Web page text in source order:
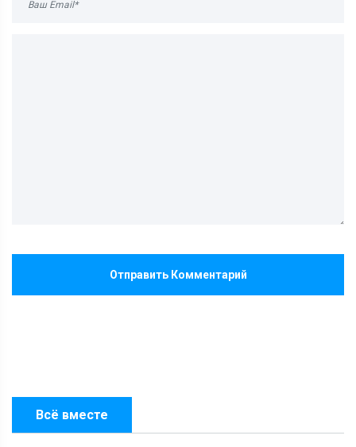
Всё вместе
Отправить Комментарий